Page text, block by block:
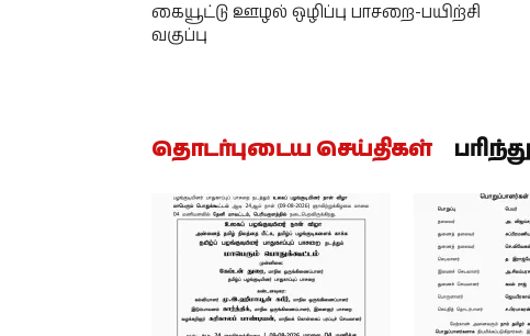
கையூட்டு ஊழல் ஒழிப்பு பாசறை-பயிற்சி
வகுப்பு
தொடர்புடைய செய்திகள்